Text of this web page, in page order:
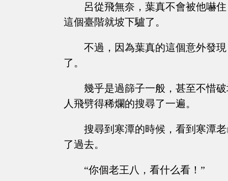
呂從飛無奈，葉真不會被他嚇
這個臺階就坡下驢了。
不過，因為葉真的這個意外發
了。
幾乎是過篩子一般，甚至不惜
人飛劈得稀爛的搜尋了一遍。
搜尋到寒潭的時候，看到寒潭
了過去。
“你個老王八，看什么看！”